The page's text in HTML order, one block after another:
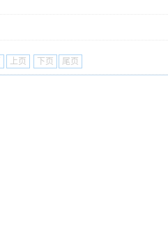
上页 下页 尾页